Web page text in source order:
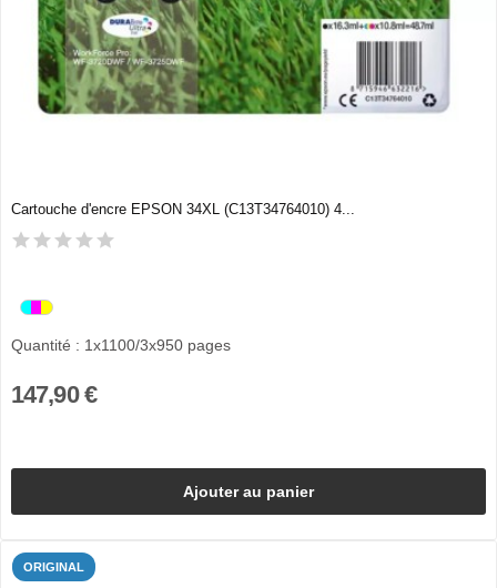
Cartouche d'encre EPSON 34XL (C13T34764010) 4...
Quantité : 1x1100/3x950 pages
147,90 €
Ajouter au panier
ORIGINAL